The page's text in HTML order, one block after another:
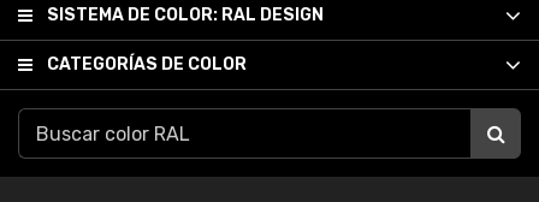
SISTEMA DE COLOR: RAL DESIGN
CATEGORÍAS DE COLOR